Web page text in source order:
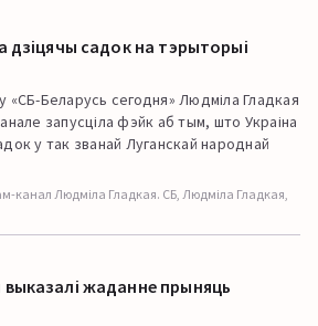
дзіцячы садок на тэрыторыі
«СБ-Беларусь сегодня» Людміла Гладкая
запусціла фэйк аб тым, што Украіна
у так званай Луганскай народнай
канал Людміла Гладкая. СБ, Людміла Гладкая,
жаданне прыняць